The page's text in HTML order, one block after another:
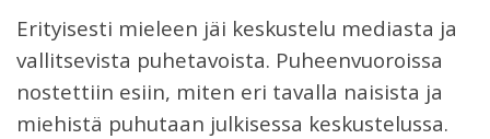
Erityisesti mieleen jäi keskustelu mediasta ja
vallitsevista puhetavoista. Puheenvuoroissa
nostettiin esiin, miten eri tavalla naisista ja
miehistä puhutaan julkisessa keskustelussa.